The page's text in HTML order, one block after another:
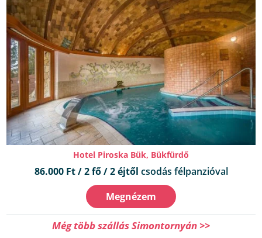
Hotel Piroska Bük, Bükfürdő
86.000 Ft / 2 fő / 2 éjtől csodás félpanzióval
Megnézem
Még több szállás Simontornyán >>